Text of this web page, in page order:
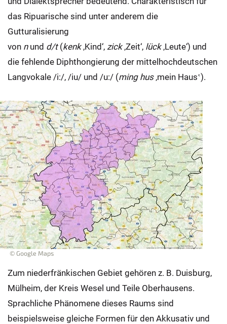
das Ripuarische sind unter anderem die
Gutturalisierung
von nund d/t(kenk ,Kind‘, zick ‚Zeit‘, lück ‚Leute‘) und
die fehlende Diphthongierung der mittelhochdeutschen
Langvokale /i:/, /iu/ und /u:/ (ming hus‚mein Haus‛).
© Google Maps
Zum niederfränkischen Gebiet gehören z. B. Duisburg,
Mülheim, der Kreis Wesel und Teile Oberhausens.
Sprachliche Phänomene dieses Raums sind
beispielsweise gleiche Formen für den Akkusativ und